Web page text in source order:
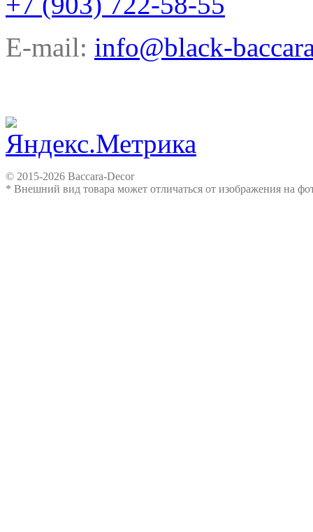
E-mail: info@black-
© 2015-2026 Baccara-Decor
* Внешний вид товара может отличаться от изображения на